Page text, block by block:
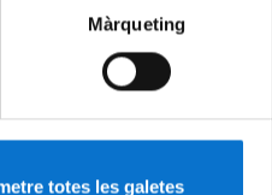
Màrqueting
totes les galetes